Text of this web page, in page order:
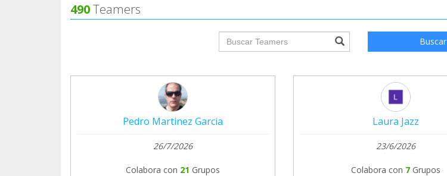
490Teamers
groupProfile.searchForm.search.text??? Buscar
Pedro Martinez Garcia
26/7/2026
Colabora con 21 Grupos
Laura Jazz
23/6/2026
Colabora con 7 Grupos